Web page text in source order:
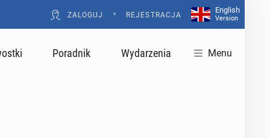
ZALOGUJ • REJESTRACJA
English
Version
Poradnik Wydarzenia Menu